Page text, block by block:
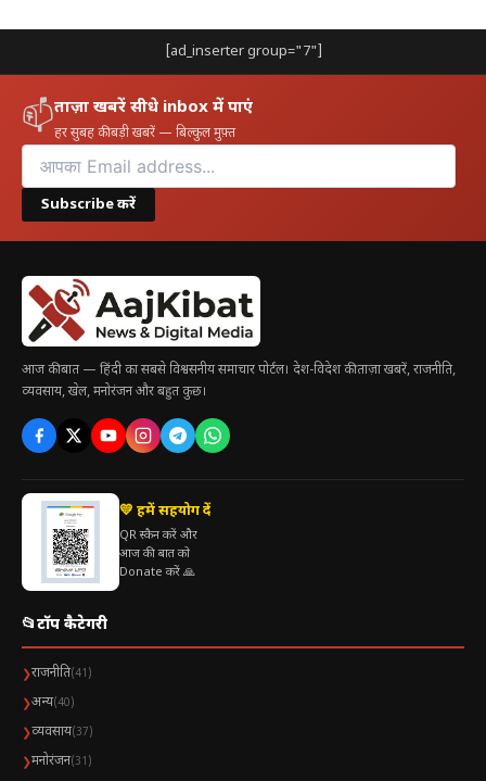
[ad_inserter group="7"]
📫ताज़ा खबरें सीधे inbox में पाएं
हर सुबह की बड़ी खबरें — बिल्कुल मुफ़्त
Subscribe करें
आज की बात — हिंदी का सबसे विश्वसनीय समाचार पोर्टल। देश-विदेश की ताज़ा खबरें, राजनीति,
व्यवसाय, खेल, मनोरंजन और बहुत कुछ।
💛 हमें सहयोग दें
QR स्कैन करें और
आज की बात को
Donate करें 🙏
📂टॉप कैटेगरी
❯राजनीति(41)
❯अन्य(40)
❯व्यवसाय(37)
❯मनोरंजन(31)